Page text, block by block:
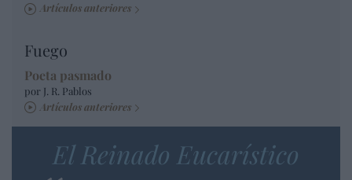
Artículos anteriores
Fuego
Poeta pasmado
por J. R. Pablos
Artículos anteriores
El Reinado Eucarístico